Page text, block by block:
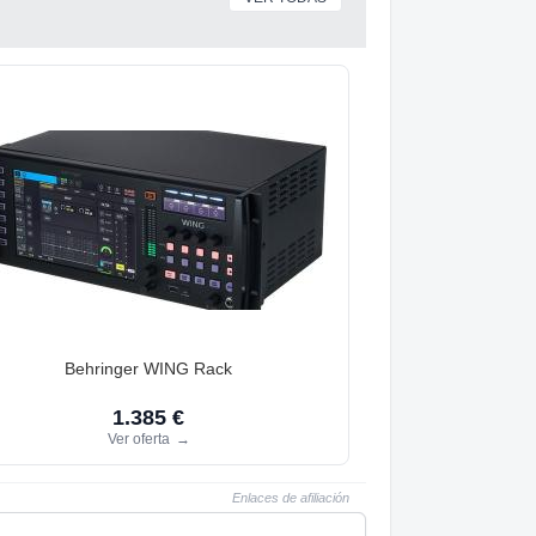
Behringer WING Rack
1.385 €
Ver oferta →
Enlaces de afiliación